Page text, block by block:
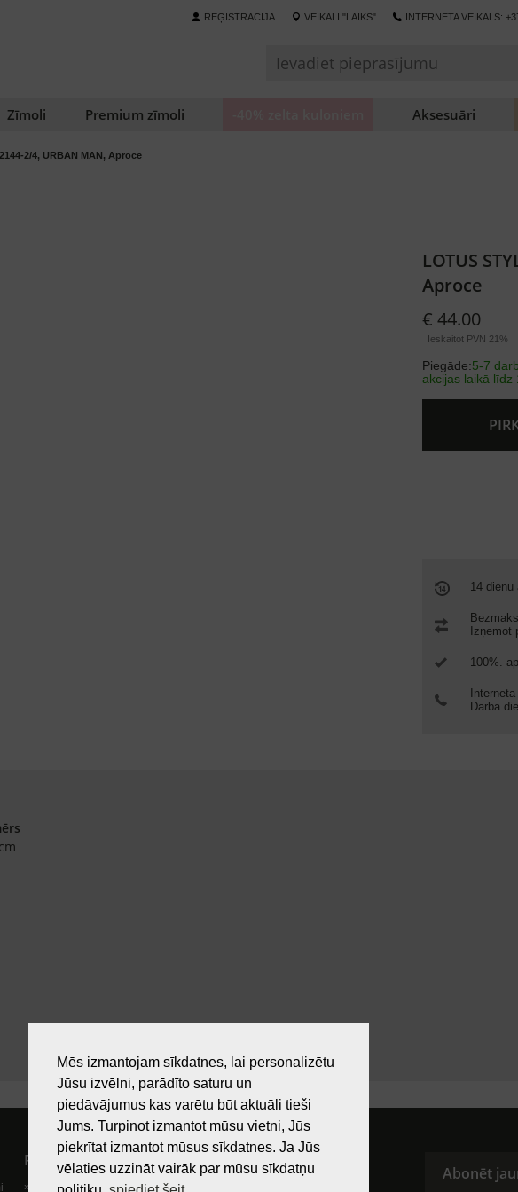
REĢISTRĀCIJA VEIKALI "LAIKS" INTERNETA VEIKALS:
Zīmoli Premium zīmoli Aksesuāri
2/4, URBAN MAN, Aproce
LOTUS
Aproce
€ 44.00
Ieskaitot PVN 21%
Piegāde:5-7
akcijas laikā līdz
14 dienu
Izņemot
100%.
Darba
Pircējam
Preču izsniegšanas vieta
Lietošanas noteikumi
Kā nopirkt?
Abonēt
Mēs izmantojam sīkdatnes, lai personalizētu
Jūsu izvēlni, parādīto saturu un
piedāvājumus kas varētu būt aktuāli tieši
Jums. Turpinot izmantot mūsu vietni, Jūs
piekrītat izmantot mūsus sīkdatnes. Ja Jūs
vēlaties uzzināt vairāk par mūsu sīkdatņu